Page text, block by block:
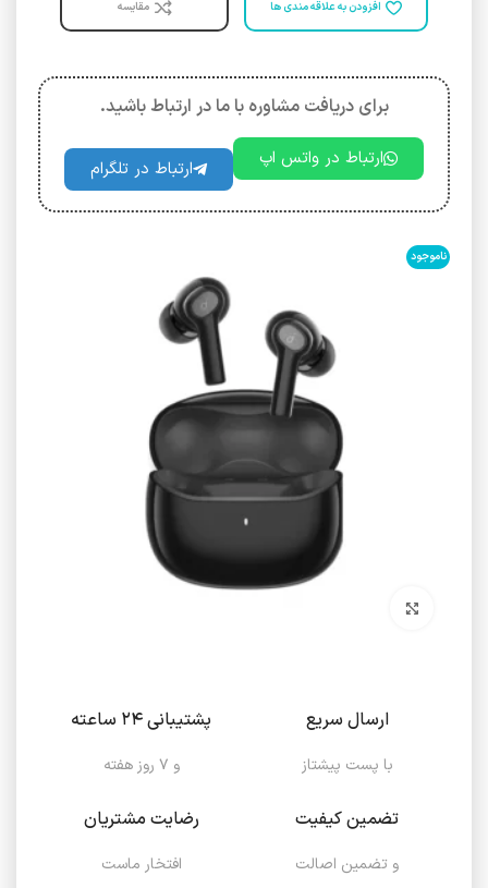
افزودن به علاقه مندی ها مقایسه
برای دریافت مشاوره با ما در ارتباط باشید.
ارتباط در واتس اپ ارتباط در تلگرام
ناموجود
ارسال سریع
با پست پیشتاز
پشتیبانی ۲۴ ساعته
و ۷ روز هفته
تضمین کیفیت
و تضمین اصالت
رضایت مشتریان
افتخار ماست